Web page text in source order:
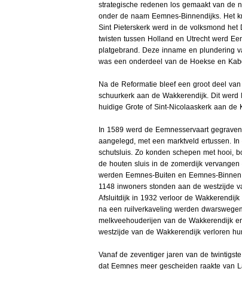
strategische redenen los gemaakt van de
onder de naam Eemnes-Binnendijks. Het
Sint Pieterskerk werd in de volksmond
twisten tussen Holland en Utrecht werd
platgebrand. Deze inname en plundering
was een onderdeel van de Hoekse en
Na de Reformatie bleef een groot deel
schuurkerk aan de Wakkerendijk. Dit
huidige Grote of Sint-Nicolaaskerk aan de
In 1589 werd de Eemnesservaart
aangelegd, met een marktveld ertussen.
schutsluis. Zo konden schepen met hooi,
de houten sluis in de zomerdijk
werden Eemnes-Buiten en Eemnes-
1148 inwoners stonden aan de westzijde
Afsluitdijk in 1932 verloor de
na een ruilverkaveling werden
melkveehouderijen van de Wakkerendijk
westzijde van de Wakkerendijk verloren
Vanaf de zeventiger jaren van de
dat Eemnes meer gescheiden raakte van